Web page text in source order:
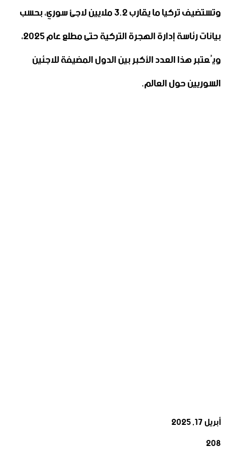
وتستضيف تركيا ما يقارب 3.2 ملايين لاجئ سوري، بحسب
بيانات رئاسة إدارة الهجرة التركية حتى مطلع عام 2025،
ويُعتبر هذا العدد الأكبر بين الدول المضيفة للاجئين
السوريين حول العالم.
أبريل 17, 2025
208